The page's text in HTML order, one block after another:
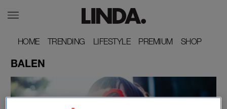
HOME
HOME TRENDING
TRENDING LIFESTYLE
LIFESTYLE PREMIUM
PREMIUM SHOP
SHOP
BALEN